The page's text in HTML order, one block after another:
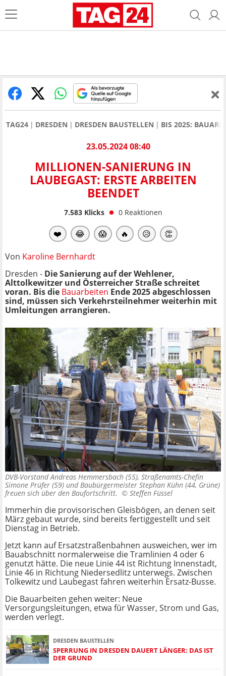
TAG24 DRESDEN DRESDEN BAUSTELLEN BIS 2025:
23.05.2024 08:40
MILLIONEN-SANIERUNG IN
LAUBEGAST: ERSTE ARBEITEN
BEENDET
7.583Klicks 0 Reaktionen
❤️ 😂 😱 🔥 😥 👏
Von Karoline Bernhardt
Dresden - Die Sanierung auf der Wehlener,
Alttolkewitzer und Österreicher Straße schreitet
voran. Bis die Bauarbeiten Ende 2025 abgeschlossen
sind, müssen sich Verkehrsteilnehmer weiterhin mit
Umleitungen arrangieren.
DVB-Vorstand Andreas Hemmersbach (55), Straßenamts-Chefin
Simone Prüfer (59) und Baubürgermeister Stephan Kühn (44, Grüne)
freuen sich über den Baufortschritt. © Steffen Füssel
Immerhin die provisorischen Gleisbögen, an denen seit
März gebaut wurde, sind bereits fertiggestellt und seit
Dienstag in Betrieb.
Jetzt kann auf Ersatzstraßenbahnen ausweichen, wer im
Bauabschnitt normalerweise die Tramlinien 4 oder 6
genutzt hätte. Die neue Linie 44 ist Richtung Innenstadt,
Linie 46 in Richtung Niedersedlitz unterwegs. Zwischen
Tolkewitz und Laubegast fahren weiterhin Ersatz-Busse.
Die Bauarbeiten gehen weiter: Neue
Versorgungsleitungen, etwa für Wasser, Strom und Gas,
werden verlegt.
DRESDEN BAUSTELLEN
SPERRUNG IN DRESDEN DAUERT LÄNGER: DAS IST
DER GRUND